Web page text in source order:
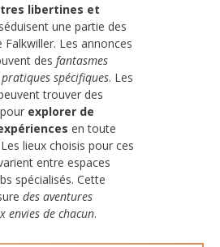
libertines et
séduisent une partie des
Falkwiller. Les annonces
des fantasmes
spécifiques. Les
trouver des
explorer de
en toute
Les lieux choisis pour ces
entre espaces
spécialisés. Cette
des aventures
envies de chacun.